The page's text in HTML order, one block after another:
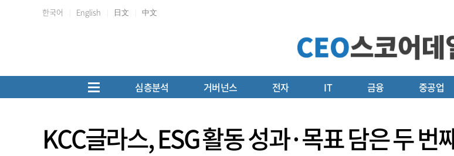
한국어 English 日文 中文
심층분석 거버넌스 전자 IT 금융 중공업
KCC글라스, ESG 활동 성과·목표 담은 두 번